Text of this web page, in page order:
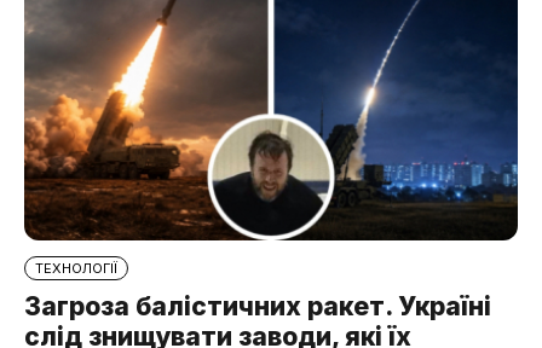
ТЕХНОЛОГІЇ
Загроза балістичних ракет. Україні
слід знищувати заводи, які їх